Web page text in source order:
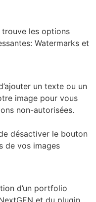
trouve les options
Watermarks et
un texte ou un
image pour vous
non-autorisées.
désactiver le bouton
de vos images
d’un portfolio
et du plugin